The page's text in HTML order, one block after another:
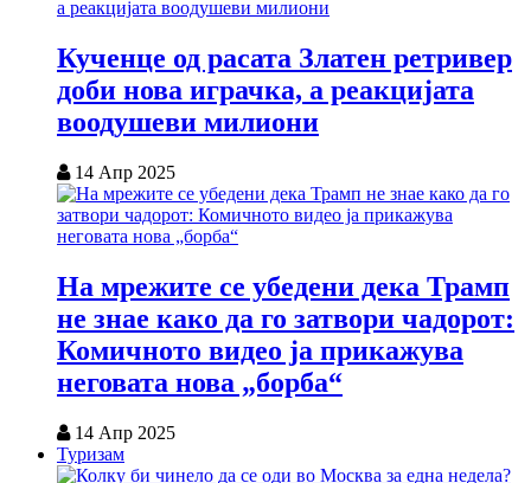
Кученце од расата Златен ретривер
доби нова играчка, а реакцијата
воодушеви милиони
14 Апр 2025
На мрежите се убедени дека Трамп
не знае како да го затвори чадорот:
Комичното видео ја прикажува
неговата нова „борба“
14 Апр 2025
Туризам